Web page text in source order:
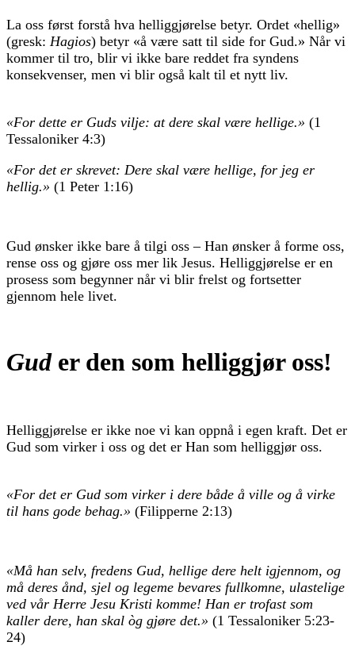
La oss først forstå hva helliggjørelse betyr. Ordet «hellig»
(gresk: Hagios) betyr «å være satt til side for Gud.» Når vi
kommer til tro, blir vi ikke bare reddet fra syndens
konsekvenser, men vi blir også kalt til et nytt liv.
«For dette er Guds vilje: at dere skal være hellige.» (1
Tessaloniker 4:3)
«For det er skrevet: Dere skal være hellige, for jeg er
hellig.» (1 Peter 1:16)
Gud ønsker ikke bare å tilgi oss – Han ønsker å forme oss,
rense oss og gjøre oss mer lik Jesus. Helliggjørelse er en
prosess som begynner når vi blir frelst og fortsetter
gjennom hele livet.
Gud er den som helliggjør oss!
Helliggjørelse er ikke noe vi kan oppnå i egen kraft. Det er
Gud som virker i oss og det er Han som helliggjør oss.
«For det er Gud som virker i dere både å ville og å virke
til hans gode behag.» (Filipperne 2:13)
«Må han selv, fredens Gud, hellige dere helt igjennom, og
må deres ånd, sjel og legeme bevares fullkomne, ulastelige
ved vår Herre Jesu Kristi komme! Han er trofast som
kaller dere, han skal òg gjøre det.» (1 Tessaloniker 5:23-
24)